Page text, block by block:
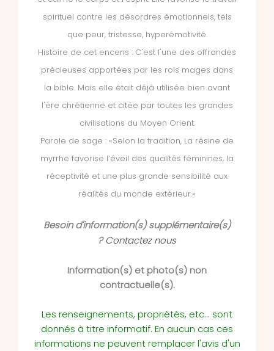
spirituel contre les désordres émotionnels, tels
que peur, tristesse, hyperémotivité.
Histoire de cet encens : C'est l'une des offrandes
précieuses apportées par les rois mages dans
la bible. Mais elle était déjà utilisée bien avant
l'ère chrétienne et citée par toutes les grandes
civilisations du Moyen Orient.
Parole de sage : «Selon la tradition, La résine de
myrrhe favorise l’éveil des qualités féminines, la
réceptivité et une plus grande sensibilité aux
réalités du monde extérieur.»
Besoin d'information(s) supplémentaire(s)
?Contactez nous
Information(s) et photo(s) non
contractuelle(s).
Les renseignements, propriétés, etc... sont
donnés à titre informatif. En aucun cas ces
informations ne peuvent remplacer l'avis d'un